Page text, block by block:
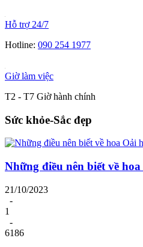
Hỗ trợ 24/7
Hotline: 090 254 1977
Giờ làm việc
T2 - T7 Giờ hành chính
Sức khỏe-Sắc đẹp
Những điều nên biết về
21/10/2023
-
1
-
6186